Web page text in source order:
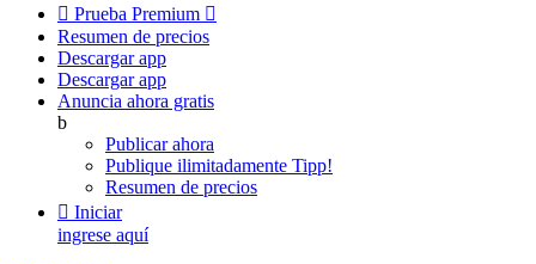
 Prueba Premium 
Resumen de precios
Descargar app
Descargar app
Anuncia ahora gratis
b
Publicar ahora
Publique ilimitadamente Tipp!
Resumen de precios
 Iniciar
ingrese aquí